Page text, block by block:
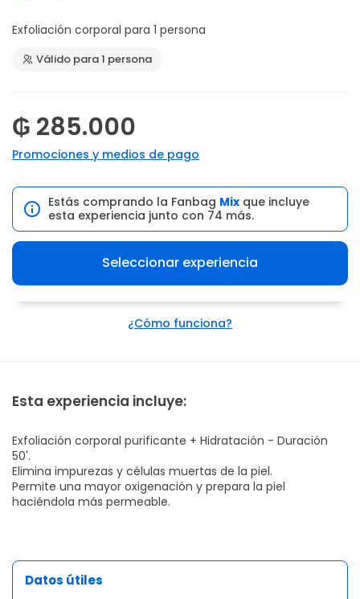
Exfoliación corporal para 1 persona
Válido para 1 persona
₲ 285.000
Promociones y medios de pago
Estás comprando la Fanbag Mix que incluye
esta experiencia junto con 74 más.
Seleccionar experiencia
¿Cómo funciona?
Esta experiencia incluye:
Exfoliación corporal purificante + Hidratación - Duración
50'.
Elimina impurezas y células muertas de la piel.
Permite una mayor oxigenación y prepara la piel
haciéndola más permeable.
Datos útiles